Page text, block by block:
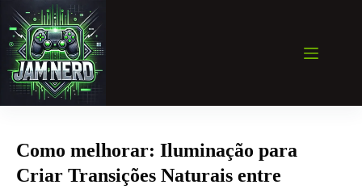
para
conteúdo
Como melhorar: Iluminação para
Criar Transições Naturais entre